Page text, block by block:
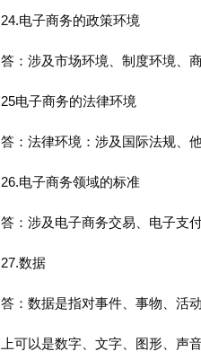
24.电子商务的政策环境
答：涉及市场环境、制度环境、
25电子商务的法律环境
答：法律环境：涉及国际法规、
26.电子商务领域的标准
答：涉及电子商务交易、电子支
27.数据
答：数据是指对事件、事物、活
上可以是数字、文字、图形、声